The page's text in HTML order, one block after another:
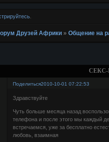
.
Друзей Африки »Общение на
СЕКС-
Поделиться2010-10-01 07:22:53
Здравствуйте
Чуть больше месяца назад
телефона и после этого мы каждый
встречаемся, уже за бесплатно
любовь, взаимная